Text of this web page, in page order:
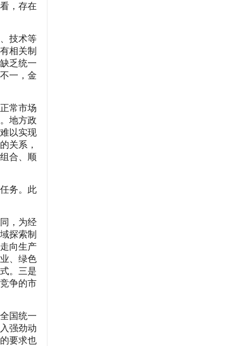
，存在
技术等
相关制
乏统一
一，金
常市场
地方政
以实现
关系，
合、顺
务。此
，为经
探索制
向生产
、绿色
。三是
争的市
国统一
强劲动
要求也